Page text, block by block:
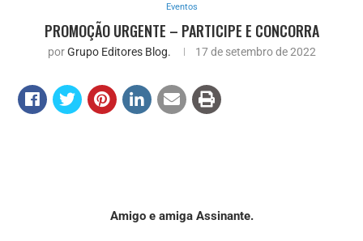
Eventos
PROMOÇÃO URGENTE – PARTICIPE E CONCORRA
porGrupo Editores Blog. 17 de setembro de 2022
Amigo e amiga Assinante.